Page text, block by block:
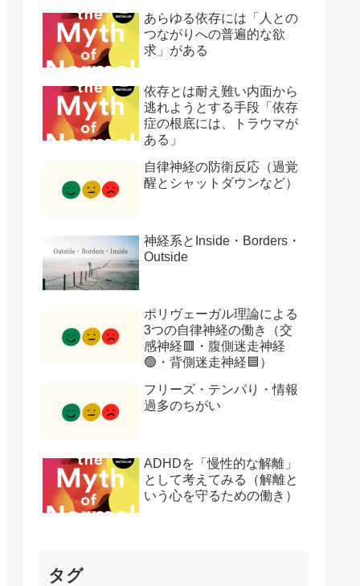
あらゆる依存には「人との
つながりへの普遍的な欲
求」がある
依存とは耐え難い内面から
逃れようとする手段「依存
症の根底には、トラウマが
ある」
自律神経の防衛反応（過覚
醒とシャットダウンなど）
神経系とInside・Borders・
Outside
ポリヴェーガル理論による
3つの自律神経の働き（交
感神経🟥・腹側迷走神経
🟢・背側迷走神経🟦）
フリーズ・テンパり・情報
過多のちがい
ADHDを「慢性的な解離」
として考えてみる（解離と
いう心を守るための働き）
タグ